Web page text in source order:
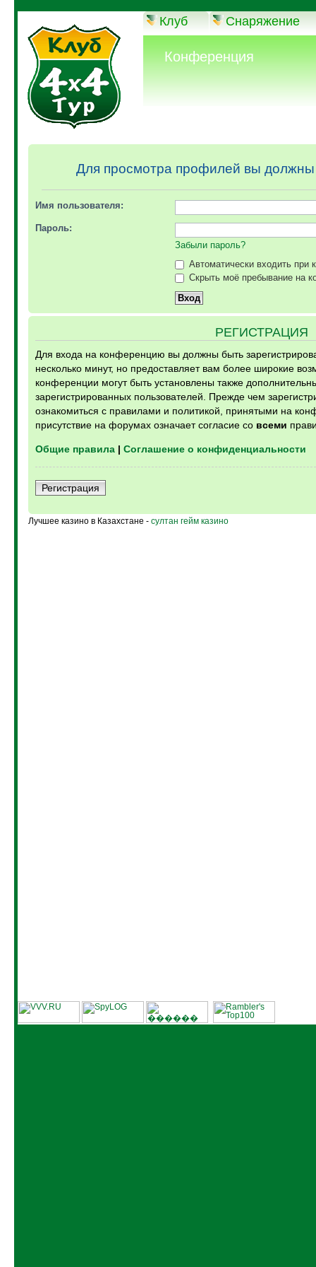
Клуб Снаряжение
Конференция
Для просмотра профилей вы
Имя пользователя:
Пароль:
Забыли пароль?
Автоматически входить при
Скрыть моё пребывание на
РЕГИСТРАЦИЯ
Для входа на конференцию вы должны быть
несколько минут, но предоставляет вам более широкие
конференции могут быть установлены также
зарегистрированных пользователей. Прежде чем
ознакомиться с правилами и политикой, принятыми на
присутствие на форумах означает согласие со всеми
Общие правила| Соглашение о конфиденциальности
Регистрация
Лучшее казино в Казахстане - султан гейм казино